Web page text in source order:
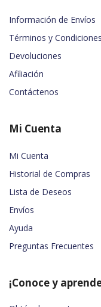
Información de Envíos
Términos y Condiciones
Devoluciones
Afiliación
Contáctenos
Mi Cuenta
Mi Cuenta
Historial de Compras
Lista de Deseos
Envíos
Ayuda
Preguntas Frecuentes
¡Conoce y